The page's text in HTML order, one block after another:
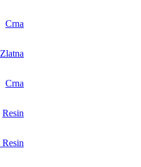
Crna
Zlatna
Crna
Resin
Resin